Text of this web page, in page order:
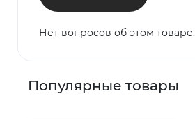
Нет вопросов об этом товаре.
Популярные товары